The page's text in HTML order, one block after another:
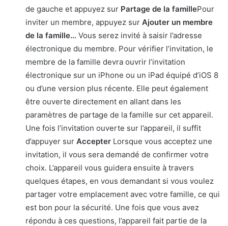
de gauche et appuyez sur Partage de la famillePour
inviter un membre, appuyez sur Ajouter un membre
de la famille… Vous serez invité à saisir l’adresse
électronique du membre. Pour vérifier l’invitation, le
membre de la famille devra ouvrir l’invitation
électronique sur un iPhone ou un iPad équipé d’iOS 8
ou d’une version plus récente. Elle peut également
être ouverte directement en allant dans les
paramètres de partage de la famille sur cet appareil.
Une fois l’invitation ouverte sur l’appareil, il suffit
d’appuyer sur Accepter Lorsque vous acceptez une
invitation, il vous sera demandé de confirmer votre
choix. L’appareil vous guidera ensuite à travers
quelques étapes, en vous demandant si vous voulez
partager votre emplacement avec votre famille, ce qui
est bon pour la sécurité. Une fois que vous avez
répondu à ces questions, l’appareil fait partie de la